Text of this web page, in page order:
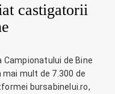
castigatorii
de Bine
mult de 7.300 de
bursabinelui.ro,